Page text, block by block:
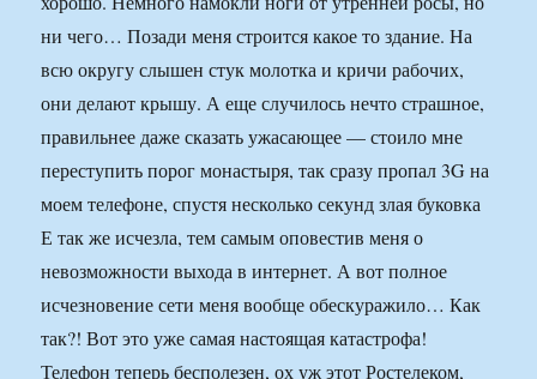
ни чего… Позади меня строится какое то здание. На
всю округу слышен стук молотка и кричи рабочих,
они делают крышу. А еще случилось нечто страшное,
правильнее даже сказать ужасающее — стоило мне
переступить порог монастыря, так сразу пропал 3G на
моем телефоне, спустя несколько секунд злая буковка
Е так же исчезла, тем самым оповестив меня о
невозможности выхода в интернет. А вот полное
исчезновение сети меня вообще обескуражило… Как
так?! Вот это уже самая настоящая катастрофа!
Телефон теперь бесполезен, ох уж этот Ростелеком,